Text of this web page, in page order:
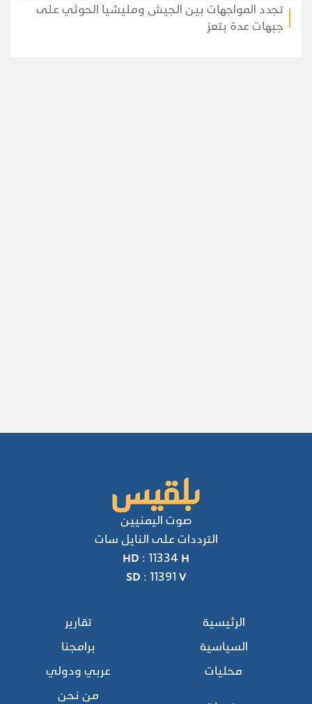
تجدد المواجهات بين الجيش ومليشيا الحوثي على
جبهات عدة بتعز
صوت اليمنيين
الترددات على النايل سات
HD : 11334 H
SD : 11391 V
الرئيسية
السياسية
محليات
تقارير
برامجنا
عربي ودولي
من نحن